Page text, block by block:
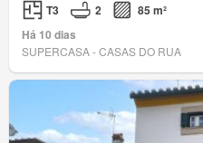
T3 2
85 m²
Há 10 dias
SUPERCASA - CASAS DO RUA